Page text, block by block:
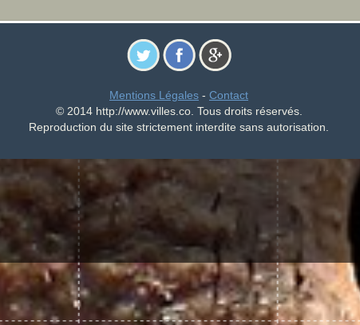
Mentions Légales - Contact
© 2014 http://www.villes.co. Tous droits réservés.
Reproduction du site strictement interdite sans autorisation.